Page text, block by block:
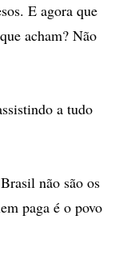
E agora que
acham? Não
a tudo
não são os
paga é o povo